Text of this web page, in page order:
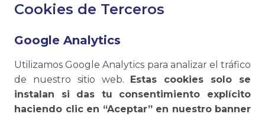
Cookies de Terceros
Google Analytics
Utilizamos Google Analytics para analizar el tráfico
de nuestro sitio web. Estas cookies solo se
instalan si das tu consentimiento explícito
haciendo clic en “Aceptar” en nuestro banner